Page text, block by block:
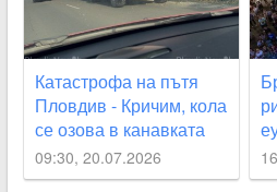
Катастрофа на пътя
Пловдив - Кричим, кола
се озова в канавката
09:30, 20.07.2026